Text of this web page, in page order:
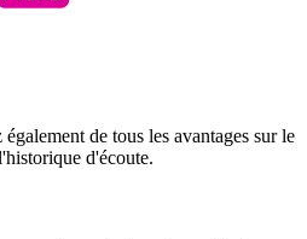
de tous les avantages sur le
d'écoute.